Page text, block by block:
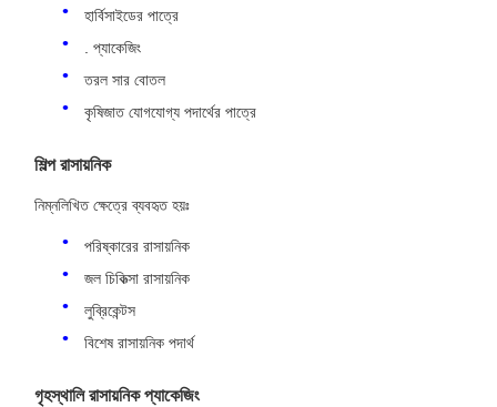
হার্বিসাইডের পাত্রে
. প্যাকেজিং
তরল সার বোতল
কৃষিজাত যোগযোগ্য পদার্থের পাত্রে
শিল্প রাসায়নিক
নিম্নলিখিত ক্ষেত্রে ব্যবহৃত হয়ঃ
পরিষ্কারের রাসায়নিক
জল চিকিত্সা রাসায়নিক
লুব্রিকেন্টস
বিশেষ রাসায়নিক পদার্থ
গৃহস্থালি রাসায়নিক প্যাকেজিং